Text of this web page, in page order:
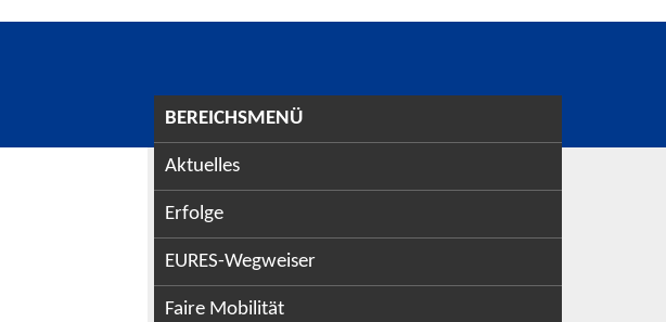
BEREICHSMENÜ
Aktuelles
Erfolge
EURES-Wegweiser
Faire Mobilität